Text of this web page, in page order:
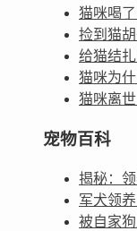
猫咪喝
捡到猫
给猫结
猫咪为
猫咪离
宠物百科
揭秘：
军犬领
被自家